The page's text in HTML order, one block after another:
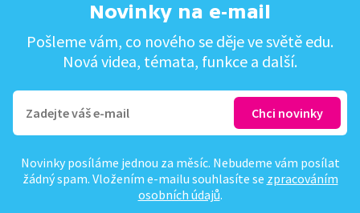
Novinky na e-mail
Pošleme vám, co nového se děje ve světě edu.
Nová videa, témata, funkce a další.
Novinky posíláme jednou za měsíc. Nebudeme vám posílat
žádný spam. Vložením e-mailu souhlasíte se zpracováním
osobních údajů.